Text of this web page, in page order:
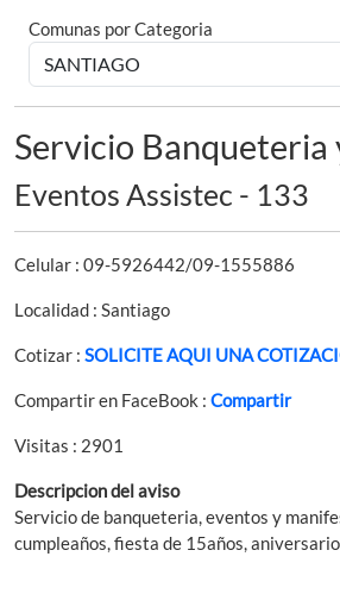
Comunas por Categoria
Servicio Banqueteria
Eventos Assistec - 133
Celular : 09-5926442/09-1555886
Localidad : Santiago
Cotizar : SOLICITE AQUI UNA
Compartir en FaceBook : Compartir
Visitas : 2901
Descripcion del aviso
Servicio de banqueteria, eventos y
cumpleaños, fiesta de 15años,